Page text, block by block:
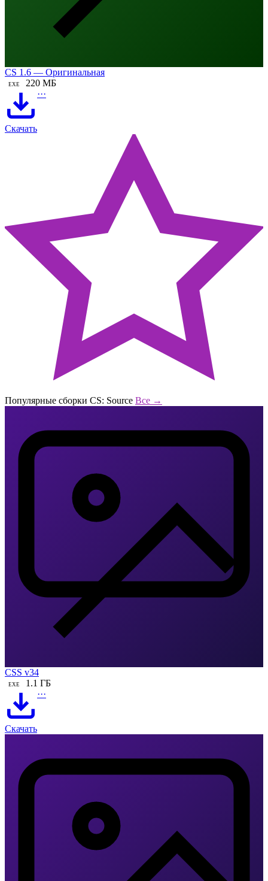
CS 1.6 — Оригинальная
EXE 220 МБ
Скачать
···
Популярные сборки CS: Source Все →
CSS v34
EXE 1.1 ГБ
Скачать
···